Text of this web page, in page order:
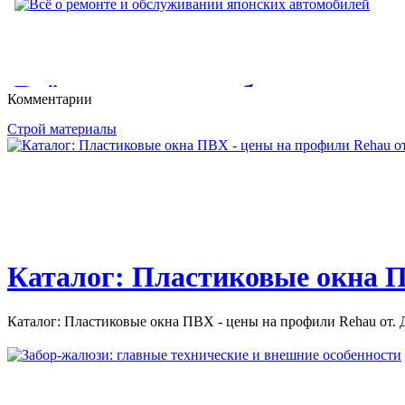
Всё о ремонте и
автомобилей
Комментарии
Строй материалы
Каталог: Пластиковые окна
Каталог: Пластиковые окна ПВХ - цены на профили Rehau от.